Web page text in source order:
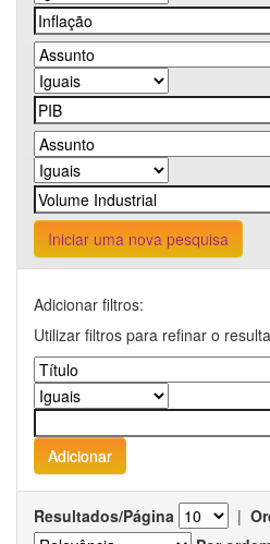
Iniciar uma nova pesquisa
Adicionar filtros:
Utilizar filtros para refinar o
Resultados/Página |